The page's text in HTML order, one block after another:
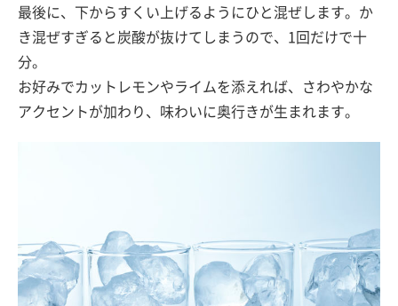
最後に、下からすくい上げるようにひと混ぜします。か
き混ぜすぎると炭酸が抜けてしまうので、1回だけで十
分。
お好みでカットレモンやライムを添えれば、さわやかな
アクセントが加わり、味わいに奥行きが生まれます。